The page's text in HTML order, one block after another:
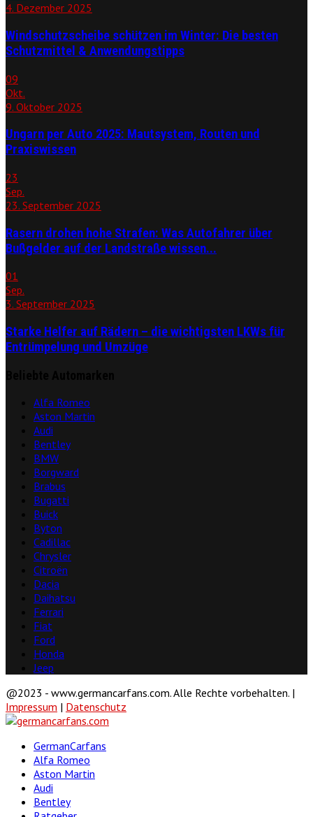
4. Dezember 2025
Windschutzscheibe schützen im Winter: Die besten
Schutzmittel & Anwendungstipps
09
Okt.
9. Oktober 2025
Ungarn per Auto 2025: Mautsystem, Routen und
Praxiswissen
23
Sep.
23. September 2025
Rasern drohen hohe Strafen: Was Autofahrer über
Bußgelder auf der Landstraße wissen...
01
Sep.
3. September 2025
Starke Helfer auf Rädern – die wichtigsten LKWs für
Entrümpelung und Umzüge
Alfa Romeo
Aston Martin
Audi
Bentley
BMW
Borgward
Brabus
Bugatti
Buick
Byton
Cadillac
Chrysler
Citroën
Dacia
Daihatsu
Ferrari
Fiat
Ford
Honda
Jeep
@2023 - www.germancarfans.com. Alle Rechte vorbehalten. |
Impressum | Datenschutz
GermanCarfans
Alfa Romeo
Aston Martin
Audi
Bentley